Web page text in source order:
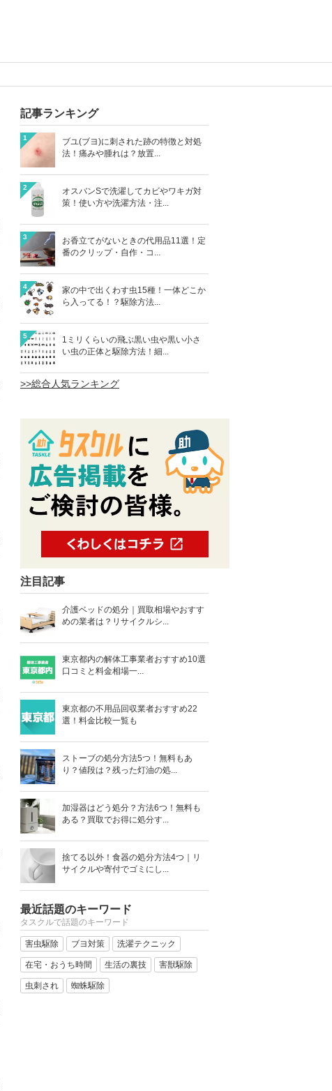
記事ランキング
1
ブユ(ブヨ)に刺された跡の特徴と対処
法！痛みや腫れは？放置...
2
オスバンSで洗濯してカビやワキガ対
策！使い方や洗濯方法・注...
3
お香立てがないときの代用品11選！定
番のクリップ・自作・コ...
4
家の中で出くわす虫15種！一体どこか
ら入ってる！？駆除方法...
5
1ミリくらいの飛ぶ黒い虫や黒い小さ
い虫の正体と駆除方法！細...
>>総合人気ランキング
注目記事
介護ベッドの処分｜買取相場やおすす
めの業者は？リサイクルシ...
東京都内の解体工事業者おすすめ10選
口コミと料金相場一...
東京都の不用品回収業者おすすめ22
選！料金比較一覧も
ストーブの処分方法5つ！無料もあ
り？値段は？残った灯油の処...
加湿器はどう処分？方法6つ！無料も
ある？買取でお得に処分す...
捨てる以外！食器の処分方法4つ｜リ
サイクルや寄付でゴミにし...
最近話題のキーワード
タスクルで話題のキーワード
害虫駆除 ブヨ対策 洗濯テクニック
在宅・おうち時間 生活の裏技 害獣駆除
虫刺され 蜘蛛駆除